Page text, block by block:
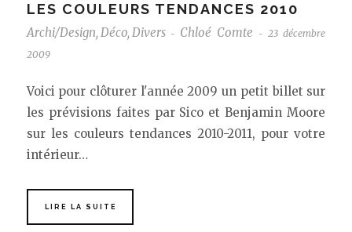
LES COULEURS TENDANCES 2010
Archi/Design, Déco, Divers - Chloé Comte - 23 décembre
2009
Voici pour clôturer l'année 2009 un petit billet sur
les prévisions faites par Sico et Benjamin Moore
sur les couleurs tendances 2010-2011, pour votre
intérieur…
LIRE LA SUITE